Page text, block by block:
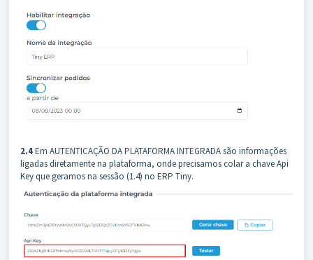
2.4Em AUTENTICAÇÃO DA PLATAFORMA INTEGRADA são informações
ligadas diretamente na plataforma, onde precisamos colar a chave Api
Key que geramos na sessão (1.4) no ERP Tiny.